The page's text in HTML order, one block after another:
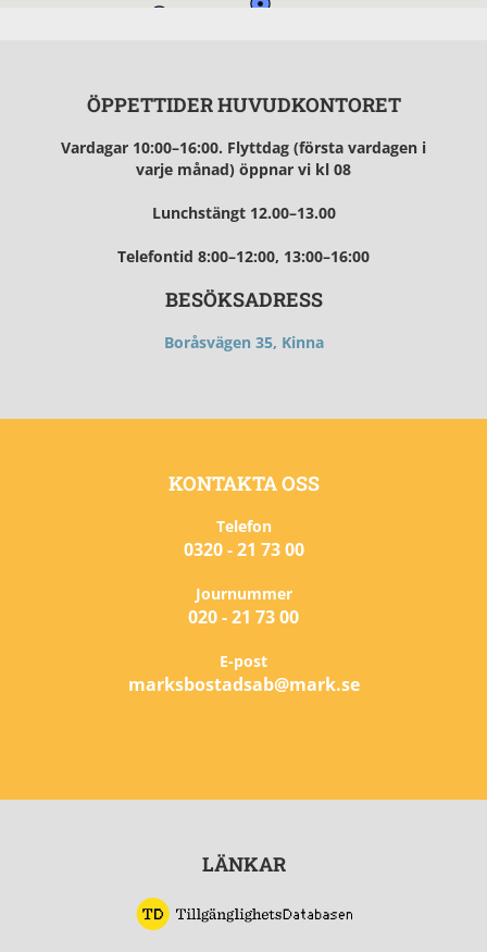
ÖPPETTIDER HUVUDKONTORET
Vardagar 10:00–16:00. Flyttdag (första vardagen i
varje månad) öppnar vi kl 08
Lunchstängt 12.00–13.00
Telefontid 8:00–12:00, 13:00–16:00
BESÖKSADRESS
Boråsvägen 35, Kinna
KONTAKTA OSS
Telefon
0320 - 21 73 00
Journummer
020 - 21 73 00
E-post
marksbostadsab@mark.se
LÄNKAR